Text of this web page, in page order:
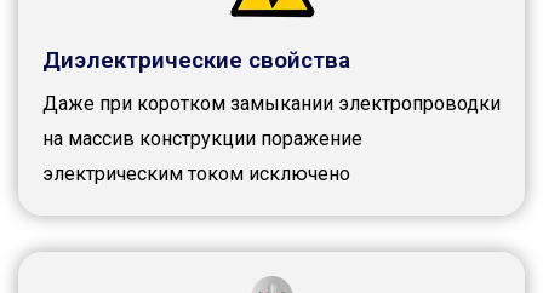
Диэлектрические свойства
Даже при коротком замыкании электропроводки
на массив конструкции поражение
электрическим током исключено